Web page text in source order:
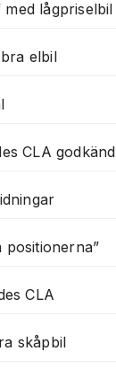
lågpriselbil
elbil
CLA godkänd
positionerna”
CLA
skåpbil